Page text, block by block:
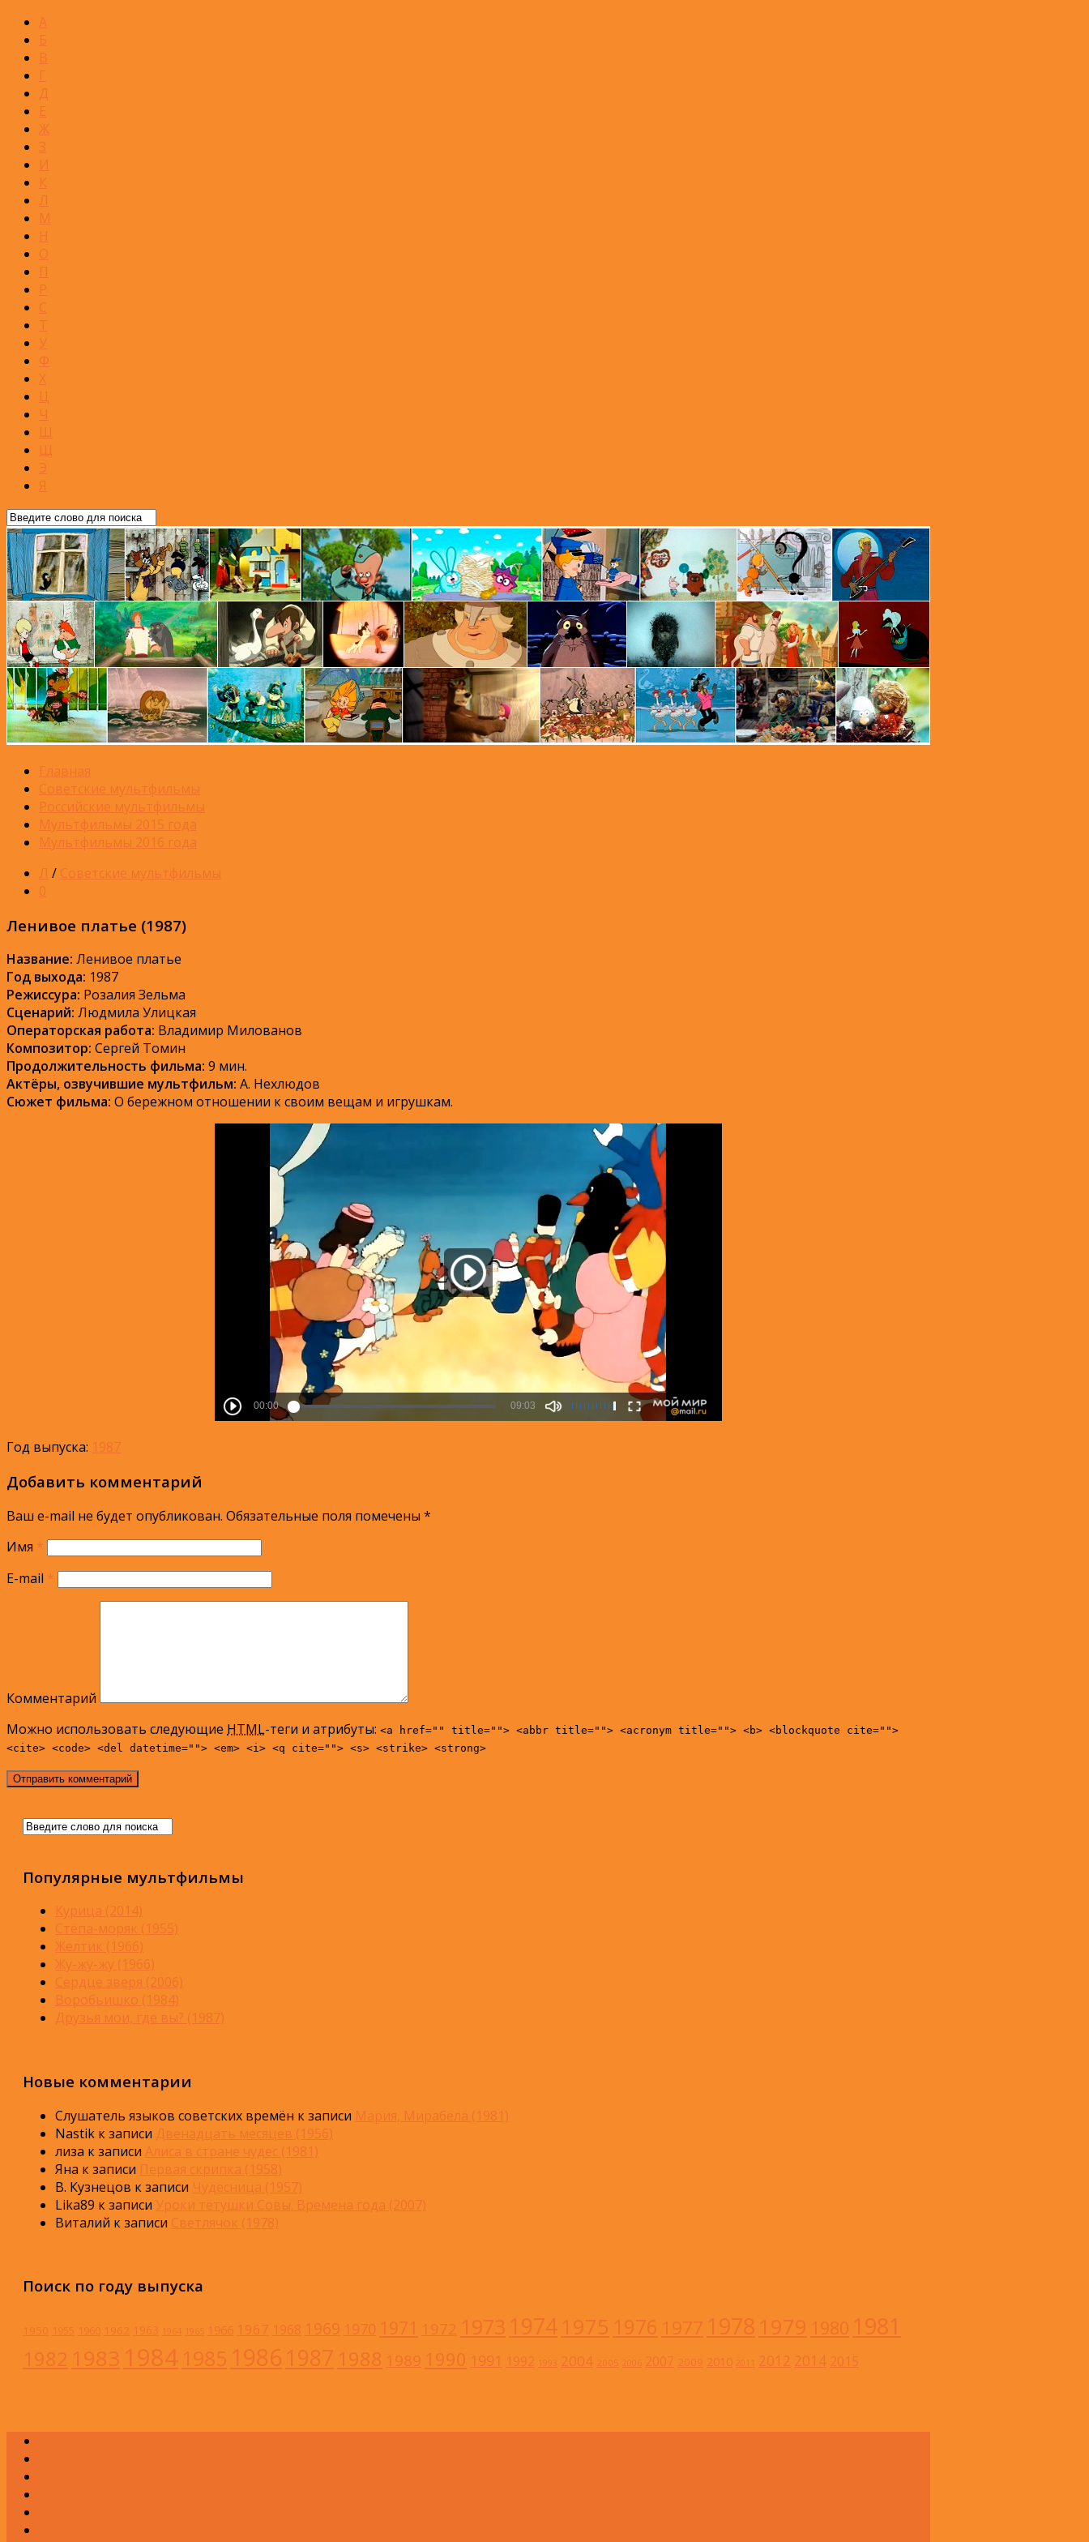
А
Б
В
Г
Д
Е
Ж
З
И
К
Л
М
Н
О
П
Р
С
Т
У
Ф
Х
Ц
Ч
Ш
Щ
Э
Я
Главная
Советские мультфильмы
Российские мультфильмы
Мультфильмы 2015 года
Мультфильмы 2016 года
Л / Советские мультфильмы
0
Ленивое платье (1987)
Название: Ленивое платье
Год выхода: 1987
Режиссура: Розалия Зельма
Сценарий: Людмила Улицкая
Операторская работа: Владимир Милованов
Композитор: Сергей Томин
Продолжительность фильма: 9 мин.
Актёры, озвучившие мультфильм: А. Нехлюдов
Сюжет фильма: О бережном отношении к своим вещам и игрушкам.
Год выпуска: 1987
Добавить комментарий
Ваш e-mail не будет опубликован. Обязательные поля помечены *
Имя *
E-mail *
Комментарий
Можно использовать следующие HTML-теги и атрибуты: <a href="" title=""> <abbr title=""> <acronym title=""> <b> <blockquote cite="">
<cite> <code> <del datetime=""> <em> <i> <q cite=""> <s> <strike> <strong>
Популярные мультфильмы
Курица (2014)
Стёпа-моряк (1955)
Желтик (1966)
Жу-жу-жу (1966)
Сердце зверя (2006)
Воробьишко (1984)
Друзья мои, где вы? (1987)
Новые комментарии
Слушатель языков советских времён к записи Мария, Мирабела (1981)
Nastik к записи Двенадцать месяцев (1956)
лиза к записи Алиса в стране чудес (1981)
Яна к записи Первая скрипка (1958)
В. Кузнецов к записи Чудесница (1957)
Lika89 к записи Уроки тётушки Совы. Времена года (2007)
Виталий к записи Светлячок (1978)
Поиск по году выпуска
1950 1955 1960 1962 1963 1964 1965 1966 1967 1968 1969 1970 1971 1972 1973 1974 1975 1976 1977 1978 1979 1980 1981
1982 1983 1984 1985 1986 1987 1988 1989 1990 1991 1992 1993 2004 2005 2006 2007 2009 2010 2011 2012 2014 2015